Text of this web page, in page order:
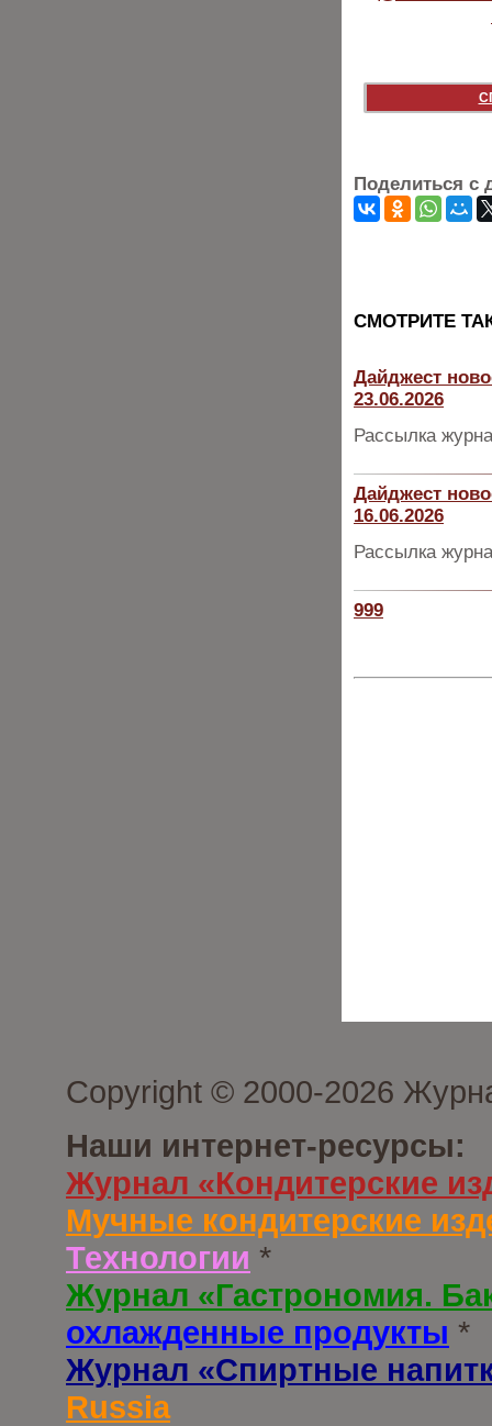
Поделиться с
CМОТРИТЕ
Дайджест
23.06.2026
Рассылка
Дайджест
16.06.2026
Рассылка
999
Copyright © 2000-2026
Наши интернет-ресурсы:
Журнал «Кондитерские
Мучные кондитерские
Технологии *
Журнал «Гастрономия.
охлажденные продукты *
Журнал «Спиртные
Russia